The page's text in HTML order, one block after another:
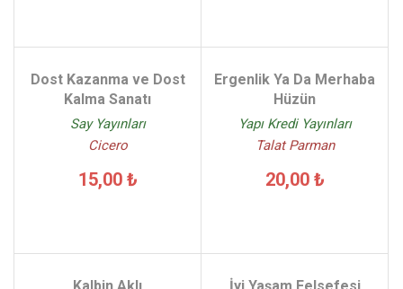
Dost Kazanma ve Dost
Kalma Sanatı
Say Yayınları
Cicero
15,00 ₺
Ergenlik Ya Da Merhaba
Hüzün
Yapı Kredi Yayınları
Talat Parman
20,00 ₺